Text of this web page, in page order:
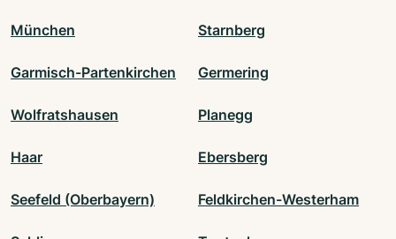
München Starnberg
Garmisch-Partenkirchen Germering
Wolfratshausen Planegg
Haar Ebersberg
Seefeld (Oberbayern) Feldkirchen-Westerham